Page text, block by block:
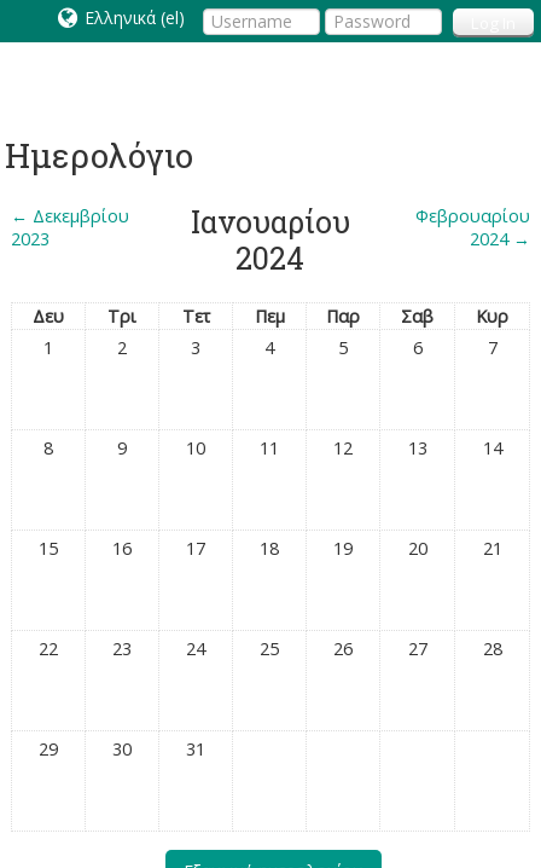
Ελληνικά ‎(el)‎
Ημερολόγιο
← Δεκεμβρίου
2023
Ιανουαρίου
2024
Φεβρουαρίου
2024 →
Δευ Τρι Τετ Πεμ Παρ Σαβ
Κυρ
1
2 3 4 5 6 7
8 9 10 11 12 13 14
15 16 17 18 19 20 21
22 23 24 25 26 27 28
29 30 31